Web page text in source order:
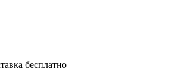
бесплатно